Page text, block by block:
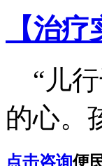
【治
“儿行
的心。
点击咨询便